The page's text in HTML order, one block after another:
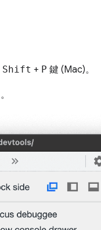
Shift + P 鍵 (Mac)。
。